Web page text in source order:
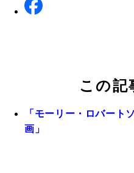
この記
「モーリー・ロバート
画」